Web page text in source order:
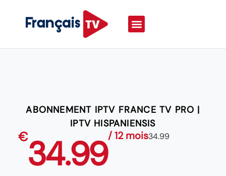
ABONNEMENT IPTV FRANCE TV PRO |
IPTV HISPANIENSIS
€34.99/ 12 mois34.99